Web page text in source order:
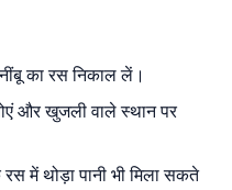
का रस निकाल लें।
और खुजली वाले स्थान पर
में थोड़ा पानी भी मिला सकते